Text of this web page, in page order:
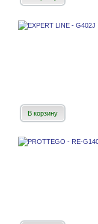
В корзину